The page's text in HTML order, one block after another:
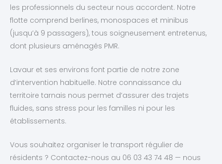
les professionnels du secteur nous accordent. Notre
flotte comprend berlines, monospaces et minibus
(jusqu’à 9 passagers), tous soigneusement entretenus,
dont plusieurs aménagés PMR.
Lavaur et ses environs font partie de notre zone
d’intervention habituelle. Notre connaissance du
territoire tarnais nous permet d’assurer des trajets
fluides, sans stress pour les familles ni pour les
établissements.
Vous souhaitez organiser le transport régulier de
résidents ? Contactez-nous au 06 03 43 74 48 — nous